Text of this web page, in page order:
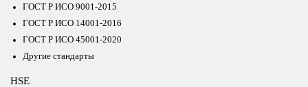
ГОСТ Р ИСО 9001-2015
ГОСТ Р ИСО 14001-2016
ГОСТ Р ИСО 45001-2020
Другие стандарты
HSE